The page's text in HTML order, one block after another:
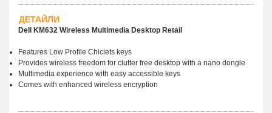
ДЕТАЙЛИ
Dell KM632 Wireless Multimedia Desktop Retail
Features Low Profile Chiclets keys
Provides wireless freedom for clutter free desktop with a nano dongle
Multimedia experience with easy accessible keys
Comes with enhanced wireless encryption